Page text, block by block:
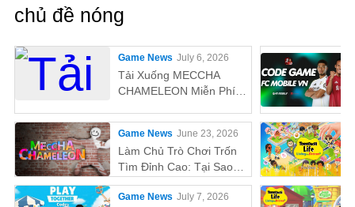
chủ đề nóng
Game News July 6, 2026
Tải Xuống MECCHA
CHAMELEON Miễn Phí
Game News June 23, 2026
Làm Chủ Trò Chơi Trốn
Tìm Đỉnh Cao: Tại Sao
MEmu Là Cách Tốt Nhất
Để Chơi MECCHA
Game News July 7, 2026